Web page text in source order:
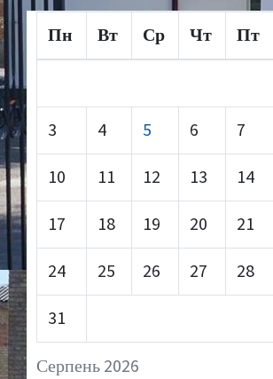
Серпень 2026
Пн Вт Ср Чт Пт
3 4 5 6 7
10 11 12 13 14
17 18 19 20 21
24 25 26 27 28
31